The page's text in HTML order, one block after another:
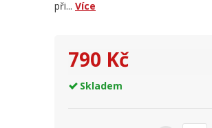
při... Více
790 Kč
Skladem